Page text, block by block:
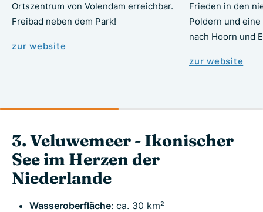
Ortszentrum von Volendam erreichbar.
Freibad neben dem Park!
zur website
Frieden in den
Poldern und
nach Hoorn und
zur website
3. Veluwemeer - Ikonischer
See im Herzen der
Niederlande
Wasseroberfläche: ca. 30 km²